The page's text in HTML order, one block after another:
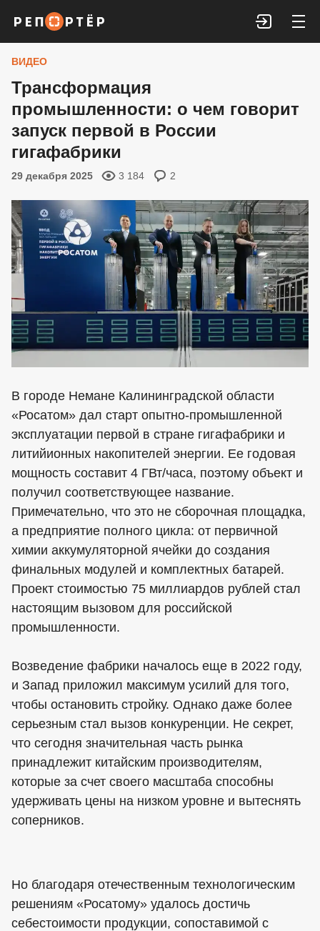
Войти
ВИДЕО
Трансформация
промышленности: о чем говорит
запуск первой в России
гигафабрики
29 декабря 2025 3 184 2
В городе Немане Калининградской области
«Росатом» дал старт опытно-промышленной
эксплуатации первой в стране гигафабрики и
литийионных накопителей энергии. Ее годовая
мощность составит 4 ГВт/часа, поэтому объект и
получил соответствующее название.
Примечательно, что это не сборочная площадка,
а предприятие полного цикла: от первичной
химии аккумуляторной ячейки до создания
финальных модулей и комплектных батарей.
Проект стоимостью 75 миллиардов рублей стал
настоящим вызовом для российской
промышленности.
Возведение фабрики началось еще в 2022 году,
и Запад приложил максимум усилий для того,
чтобы остановить стройку. Однако даже более
серьезным стал вызов конкуренции. Не секрет,
что сегодня значительная часть рынка
принадлежит китайским производителям,
которые за счет своего масштаба способны
удерживать цены на низком уровне и вытеснять
соперников.
Но благодаря отечественным технологическим
решениям «Росатому» удалось достичь
себестоимости продукции, сопоставимой с